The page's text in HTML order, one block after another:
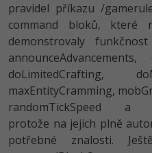
pravidel příkazu /
command bloků, které
demonstrovaly
doLimitedCrafting,
maxEntityCramming,
randomTickSpeed a
protože na jejich plně
potřebné znalosti.